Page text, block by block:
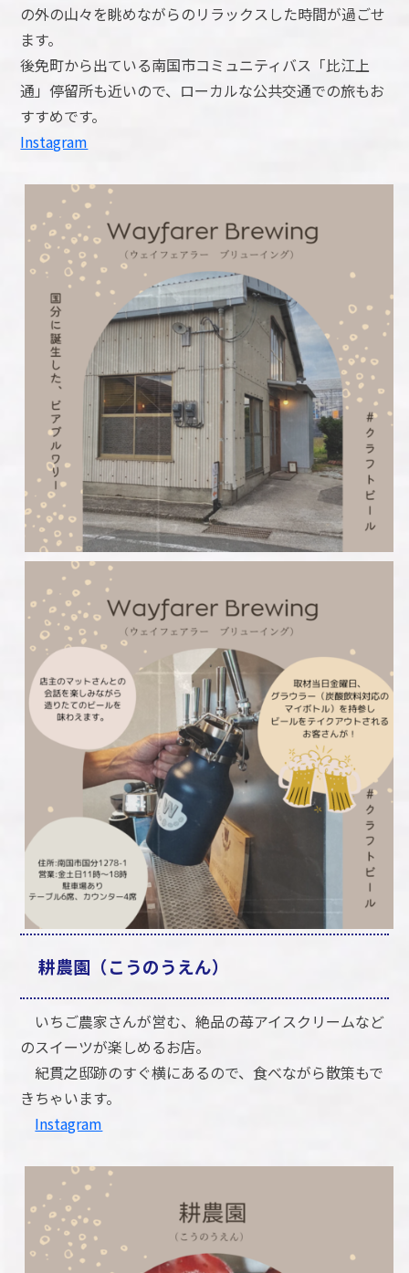
の外の山々を眺めながらのリラックスした時間が過ごせ
ます。
後免町から出ている南国市コミュニティバス「比江上
通」停留所も近いので、ローカルな公共交通での旅もお
すすめです。
Instagram
耕農園（こうのうえん）
いちご農家さんが営む、絶品の苺アイスクリームなど
のスイーツが楽しめるお店。
紀貫之邸跡のすぐ横にあるので、食べながら散策もで
きちゃいます。
Instagram